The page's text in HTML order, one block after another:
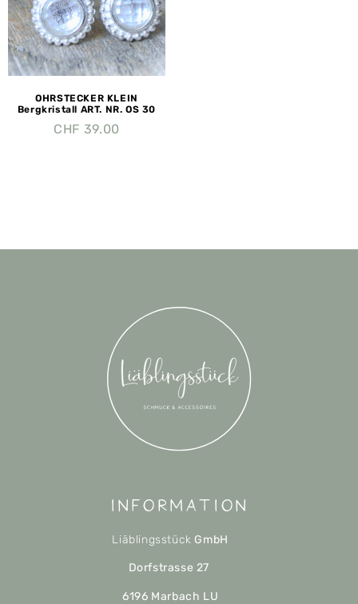
OHRSTECKER KLEIN
Bergkristall ART. NR. OS 30
CHF 39.00
Information
Liäblingsstück GmbH
Dorfstrasse 27
6196 Marbach LU